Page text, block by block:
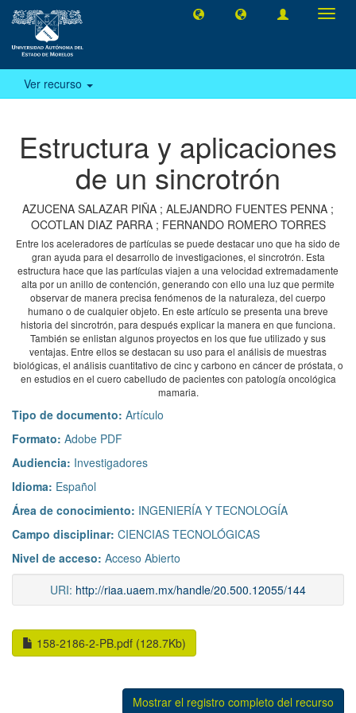
Ver recurso
Estructura y aplicaciones
de un sincrotrón
AZUCENA SALAZAR PIÑA ; ALEJANDRO FUENTES PENNA ;
OCOTLAN DIAZ PARRA; FERNANDO ROMERO TORRES
Entre los aceleradores de partículas se puede destacar uno que ha sido de
gran ayuda para el desarrollo de investigaciones, el sincrotrón. Esta
estructura hace que las partículas viajen a una velocidad extremadamente
alta por un anillo de contención, generando con ello una luz que permite
observar de manera precisa fenómenos de la naturaleza, del cuerpo
humano o de cualquier objeto. En este artículo se presenta una breve
historia del sincrotrón, para después explicar la manera en que funciona.
También se enlistan algunos proyectos en los que fue utilizado y sus
ventajas. Entre ellos se destacan su uso para el análisis de muestras
biológicas, el análisis cuantitativo de cinc y carbono en cáncer de próstata, o
en estudios en el cuero cabelludo de pacientes con patología oncológica
mamaria.
Tipo de documento: Artículo
Formato: Adobe PDF
Audiencia: Investigadores
Idioma: Español
Área de conocimiento: INGENIERÍA Y TECNOLOGÍA
Campo disciplinar: CIENCIAS TECNOLÓGICAS
Nivel de acceso: Acceso Abierto
URI: http://riaa.uaem.mx/handle/20.500.12055/144
158-2186-2-PB.pdf (128.7Kb)
Mostrar el registro completo del recurso